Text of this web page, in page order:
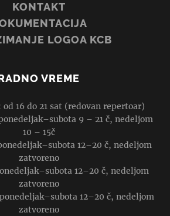
KONTAKT
LOGOA KCB
VREME
16 do 21 sat (redovan repertoar)
9 – 21 č, nedeljom
10 – 15č
12–20 č, nedeljom
zatvoreno
12–20 č, nedeljom
zatvoreno
12–20 č, nedeljom
zatvoreno